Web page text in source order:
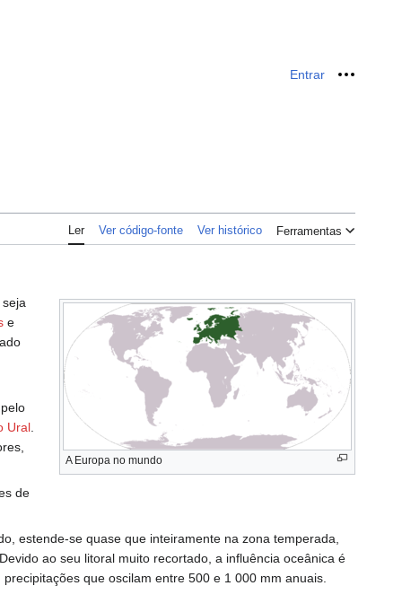
Entrar
Ler Ver código-fonte Ver histórico Ferramentas
A Europa no mundo
e
Ural
de
estende-se quase que inteiramente na zona temperada,
ao seu litoral muito recortado, a influência oceânica é
que oscilam entre 500 e 1 000 mm anuais.